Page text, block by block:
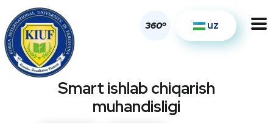
360o uz
Smart ishlab chiqarish
muhandisligi